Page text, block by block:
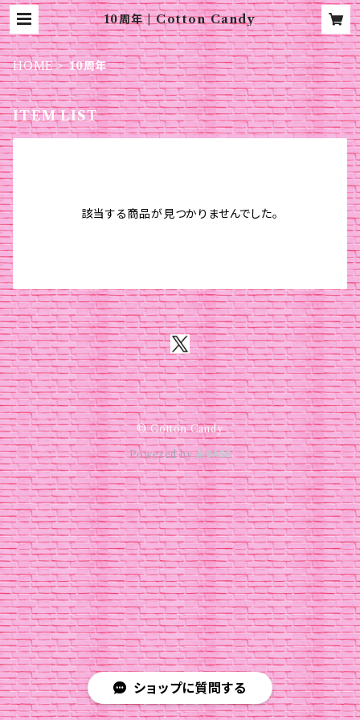
10周年 | Cotton Candy
HOME 10周年
ITEM LIST
該当する商品が見つかりませんでした。
© Cotton Candy
Powered by
ショップに質問する